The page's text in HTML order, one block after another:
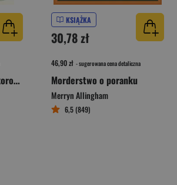
Modlitwa za nieśmiałe korony drzew
KSIĄŻKA
30,78 zł
46,90 zł - sugerowana cena detaliczna
Morderstwo o poranku
Merryn Allingham
6,5 (849)